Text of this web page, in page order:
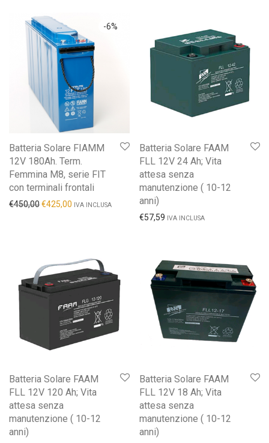
-6%
Batteria Solare FIAMM
12V 180Ah. Term.
Femmina M8, serie FIT
con terminali frontali
€450,00€425,00 IVA INCLUSA
Batteria Solare FAAM
FLL 12V 24 Ah; Vita
attesa senza
manutenzione ( 10-12
anni)
€57,59 IVA INCLUSA
Batteria Solare FAAM
FLL 12V 120 Ah; Vita
attesa senza
manutenzione ( 10-12
anni)
Batteria Solare FAAM
FLL 12V 18 Ah; Vita
attesa senza
manutenzione ( 10-12
anni)